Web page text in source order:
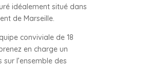
idéalement situé dans
de Marseille.
conviviale de 18
en charge un
l’ensemble des